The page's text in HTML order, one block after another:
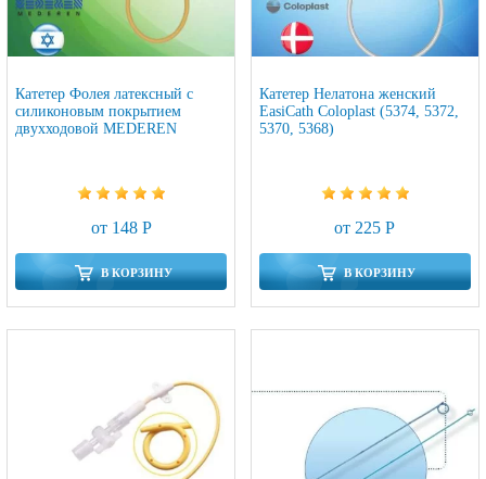
Катетер Фолея латексный с
силиконовым покрытием
двухходовой MEDEREN
от 148 Р
В КОРЗИНУ
Катетер Нелатона женский
EasiCath Coloplast (5374, 5372,
5370, 5368)
от 225 Р
В КОРЗИНУ